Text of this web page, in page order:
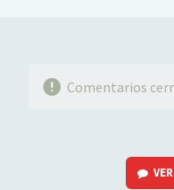
Comentarios
VER